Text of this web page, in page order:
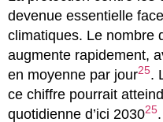
devenue essentielle
climatiques. Le nombre
augmente rapidement,
en moyenne par jour25.
ce chiffre pourrait
quotidienne d’ici 203025.